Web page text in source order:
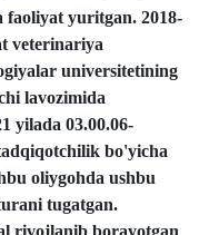
faoliyat yuritgan. 2018-
veterinariya
universitetining
lavozimida
yilada 03.00.06-
bo'yicha
oliygohda ushbu
tugatgan.
rivojlanib borayotgan